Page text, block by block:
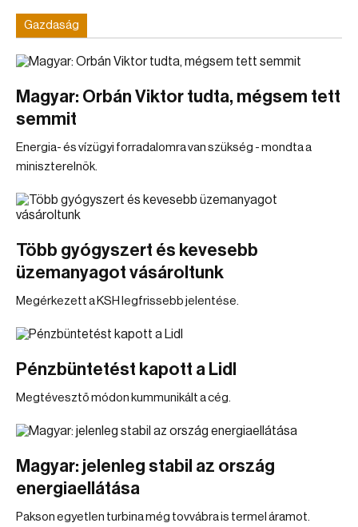
Gazdaság
Magyar: Orbán Viktor tudta, mégsem tett
semmit
Energia- és vízügyi forradalomra van szükség - mondta a
miniszterelnök.
Több gyógyszert és kevesebb
üzemanyagot vásároltunk
Megérkezett a KSH legfrissebb jelentése.
Pénzbüntetést kapott a Lidl
Megtévesztő módon kummunikált a cég.
Magyar: jelenleg stabil az ország
energiaellátása
Pakson egyetlen turbina még tovvábra is termel áramot.